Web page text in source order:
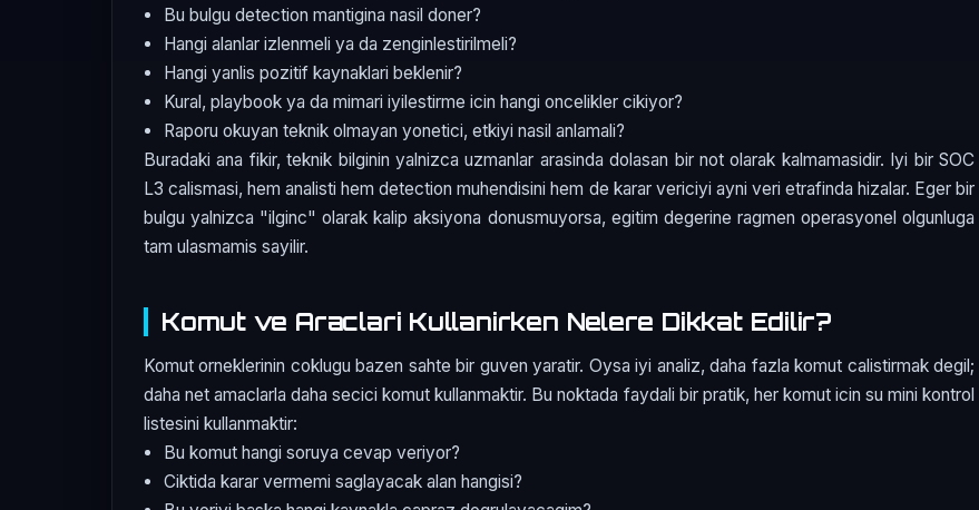
Bu bulgu detection mantigina nasil doner?
Hangi alanlar izlenmeli ya da zenginlestirilmeli?
Hangi yanlis pozitif kaynaklari beklenir?
Kural, playbook ya da mimari iyilestirme icin hangi oncelikler cikiyor?
Raporu okuyan teknik olmayan yonetici, etkiyi nasil anlamali?
Buradaki ana fikir, teknik bilginin yalnizca uzmanlar arasinda dolasan bir not olarak kalmamasidir. Iyi bir SOC
L3 calismasi, hem analisti hem detection muhendisini hem de karar vericiyi ayni veri etrafinda hizalar. Eger bir
bulgu yalnizca "ilginc" olarak kalip aksiyona donusmuyorsa, egitim degerine ragmen operasyonel olgunluga
tam ulasmamis sayilir.
Komut ve Araclari Kullanirken Nelere Dikkat Edilir?
Komut orneklerinin coklugu bazen sahte bir guven yaratir. Oysa iyi analiz, daha fazla komut calistirmak degil;
daha net amaclarla daha secici komut kullanmaktir. Bu noktada faydali bir pratik, her komut icin su mini kontrol
listesini kullanmaktir:
Bu komut hangi soruya cevap veriyor?
Ciktida karar vermemi saglayacak alan hangisi?